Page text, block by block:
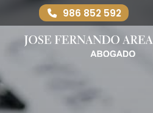
986 852 592